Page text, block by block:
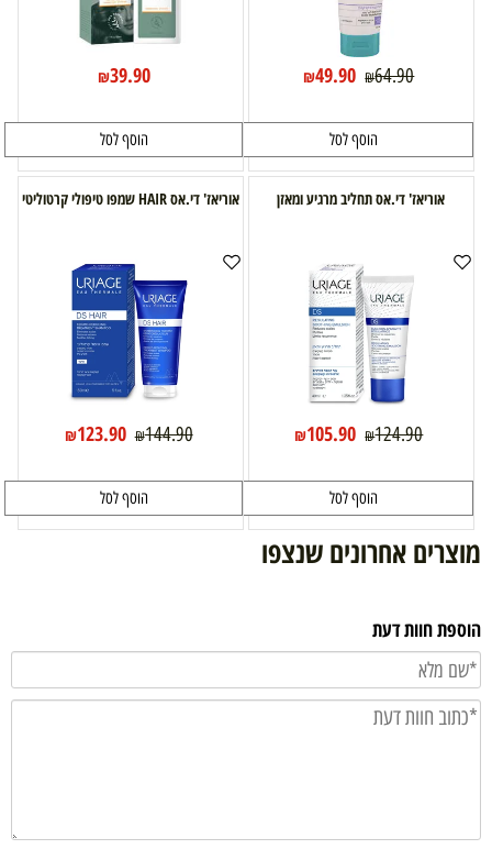
₪64.90
₪49.90
הוסף לסל
₪39.90
הוסף לסל
אוריאז' די.אס תחליב מרגיע ומאזן
₪124.90
₪105.90
הוסף לסל
אוריאז' די.אס HAIR שמפו טיפולי קרטוליטי
₪144.90
₪123.90
הוסף לסל
מוצרים אחרונים שנצפו
הוספת חוות דעת